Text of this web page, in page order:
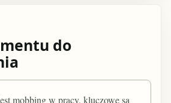
do
mobbing w pracy, kluczowe są